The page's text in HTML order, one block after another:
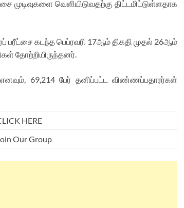
முடிவுகளை வெளியிடுவதற்கு திட்டமிட்டுள்ளதாக
கடந்த பெப்ரவரி 17ஆம் திகதி முதல் 26ஆம்
தோற்றியிருந்தனர்.
69,214 பேர் தனிப்பட்ட விண்ணப்பதாரர்கள்
HERE
Our Group